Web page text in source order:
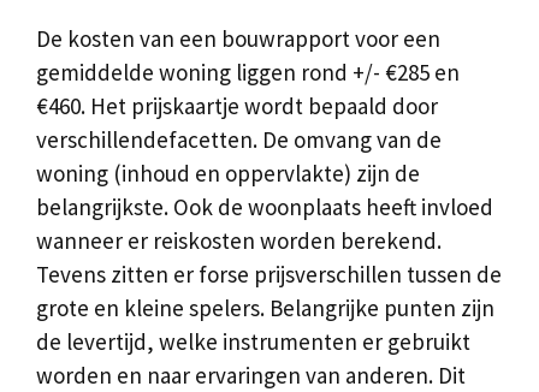
De kosten van een bouwrapport voor een
gemiddelde woning liggen rond +/- €285 en
€460. Het prijskaartje wordt bepaald door
verschillendefacetten. De omvang van de
woning (inhoud en oppervlakte) zijn de
belangrijkste. Ook de woonplaats heeft invloed
wanneer er reiskosten worden berekend.
Tevens zitten er forse prijsverschillen tussen de
grote en kleine spelers. Belangrijke punten zijn
de levertijd, welke instrumenten er gebruikt
worden en naar ervaringen van anderen. Dit